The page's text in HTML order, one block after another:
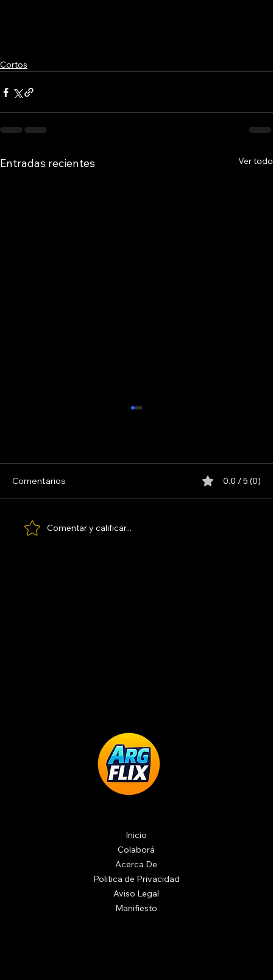
Cortos
Entradas recientes Ver todo
5 ELEMENTOS
Comentarios 0.0 / 5 (0)
Comentar y calificar...
Inicio
Colaborá
Acerca De
Politica de Privacidad
Aviso Legal
Manifiesto